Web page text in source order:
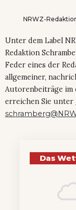
NRWZ-
Unter dem Label
Redaktion
Feder eines der
allgemeiner,
Autorenbeiträge im
erreichen Sie unter
Das